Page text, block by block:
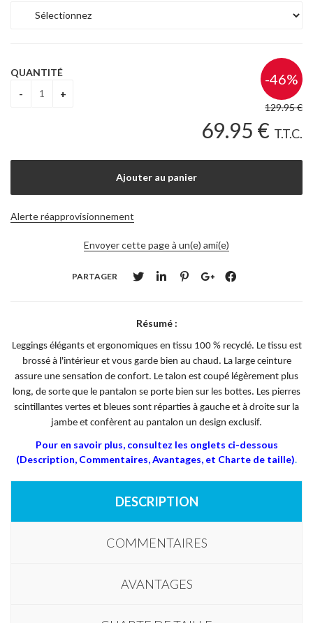
129.95€
69.95 € T.T.C.
QUANTITÉ
Alerte réapprovisionnement
Envoyer cette page à un(e) ami(e)
PARTAGER
Résumé :
Leggings élégants et ergonomiques en tissu 100 % recyclé. Le tissu est
brossé à l'intérieur et vous garde bien au chaud. La large ceinture
assure une sensation de confort. Le talon est coupé légèrement plus
long, de sorte que le pantalon se porte bien sur les bottes. Les pierres
scintillantes vertes et bleues sont réparties à gauche et à droite sur la
jambe et confèrent au pantalon un design exclusif.
Pour en savoir plus, consultez les onglets ci-dessous
(Description, Commentaires, Avantages, et Charte de taille).
DESCRIPTION
COMMENTAIRES
AVANTAGES